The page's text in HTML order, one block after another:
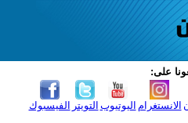
على:
الفيسبوك التويتر اليوتيوب الانستغرام